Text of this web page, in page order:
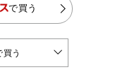
で買う
う